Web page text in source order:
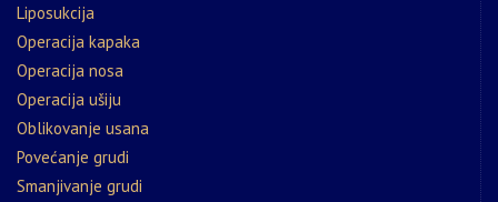
Liposukcija
Operacija kapaka
Operacija nosa
Operacija ušiju
Oblikovanje usana
Povećanje grudi
Smanjivanje grudi